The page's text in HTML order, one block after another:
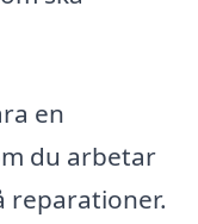
en
du arbetar
reparationer.